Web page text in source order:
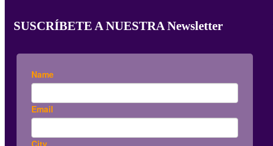
SUSCRÍBETE A NUESTRA Newsletter